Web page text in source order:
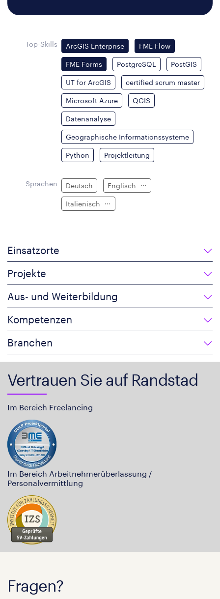
Top-Skills ArcGIS Enterprise FME Flow
FME Forms PostgreSQL PostGIS
UT for ArcGIS certified scrum master
Microsoft Azure QGIS
Datenanalyse
Geographische Informationssysteme
Python Projektleitung
Sprachen Deutsch Englisch
Italienisch
Einsatzorte
Projekte
Aus- und Weiterbildung
Kompetenzen
Branchen
Vertrauen Sie auf Randstad
Im Bereich Freelancing
Im Bereich Arbeitnehmerüberlassung /
Personalvermittlung
Fragen?